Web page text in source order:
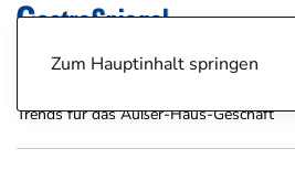
Zum Hauptinhalt springen
Trends für das Außer-Haus-Geschäft